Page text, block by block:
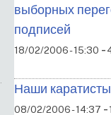
выборных
подписей
18/02/2006 - 15:30 -
Наши
08/02/2006 - 14:37 -